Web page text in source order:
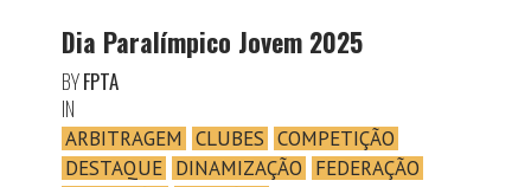
Dia Paralímpico Jovem 2025
BYFPTA
IN
ARBITRAGEM CLUBES COMPETIÇÃO
DESTAQUE DINAMIZAÇÃO FEDERAÇÃO